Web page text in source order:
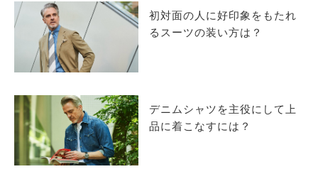
初対面の人に好印象をもたれ
るスーツの装い方は？
デニムシャツを主役にして上
品に着こなすには？